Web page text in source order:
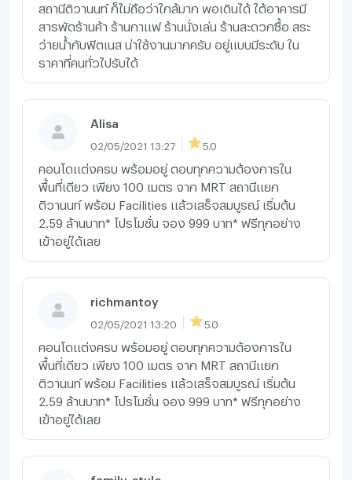
สถานีติวานนท์ ก็ไม่ถือว่าใกล้มาก พอเดินได้ ใต้อาคารมี
สารพัดร้านค้า ร้านกาแฟ ร้านนั่งเล่น ร้านสะดวกซื้อ สระ
ว่ายน้ำกับฟิตเนส น่าใช้งานมากครับ อยู่แบบมีระดับ ใน
ราคาที่คนทั่วไปรับได้
Alisa
02/05/2021 13:27 5.0
คอนโดแต่งครบ พร้อมอยู่ ตอบทุกความต้องการใน
พื้นที่เดียว เพียง 100 เมตร จาก MRT สถานีแยก
ติวานนท์ พร้อม Facilities แล้วเสร็จสมบูรณ์ เริ่มต้น
2.59 ล้านบาท* โปรโมชั่น จอง 999 บาท* ฟรีทุกอย่าง
เข้าอยู่ได้เลย
richmantoy
02/05/2021 13:20 5.0
คอนโดแต่งครบ พร้อมอยู่ ตอบทุกความต้องการใน
พื้นที่เดียว เพียง 100 เมตร จาก MRT สถานีแยก
ติวานนท์ พร้อม Facilities แล้วเสร็จสมบูรณ์ เริ่มต้น
2.59 ล้านบาท* โปรโมชั่น จอง 999 บาท* ฟรีทุกอย่าง
เข้าอยู่ได้เลย
family_style